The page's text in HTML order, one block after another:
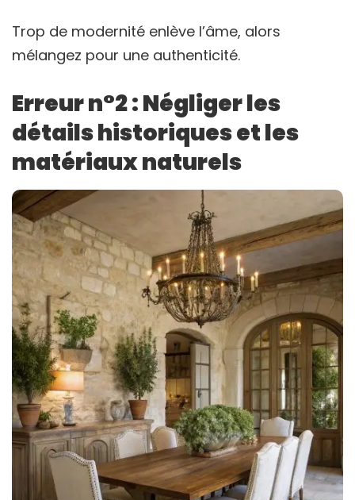
Trop de modernité enlève l’âme, alors
mélangez pour une authenticité.
Erreur n°2 : Négliger les
détails historiques et les
matériaux naturels